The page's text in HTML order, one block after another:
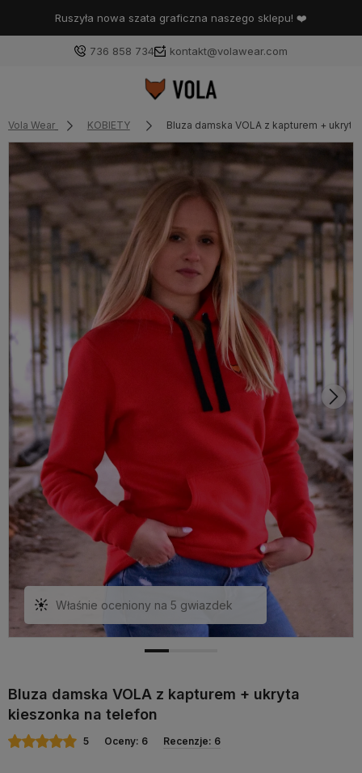
Ruszyła nowa szata graficzna naszego sklepu! ❤️
736 858 734 kontakt@volawear.com
Vola Wear KOBIETY Bluza damska VOLA z kapturem +
Właśnie oceniony na 5 gwiazdek
Bluza damska VOLA z kapturem + ukryta
kieszonka na telefon
5 Oceny: 6 Recenzje: 6